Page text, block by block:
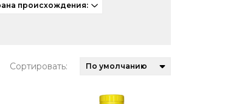
происхождения:
Сортировать: